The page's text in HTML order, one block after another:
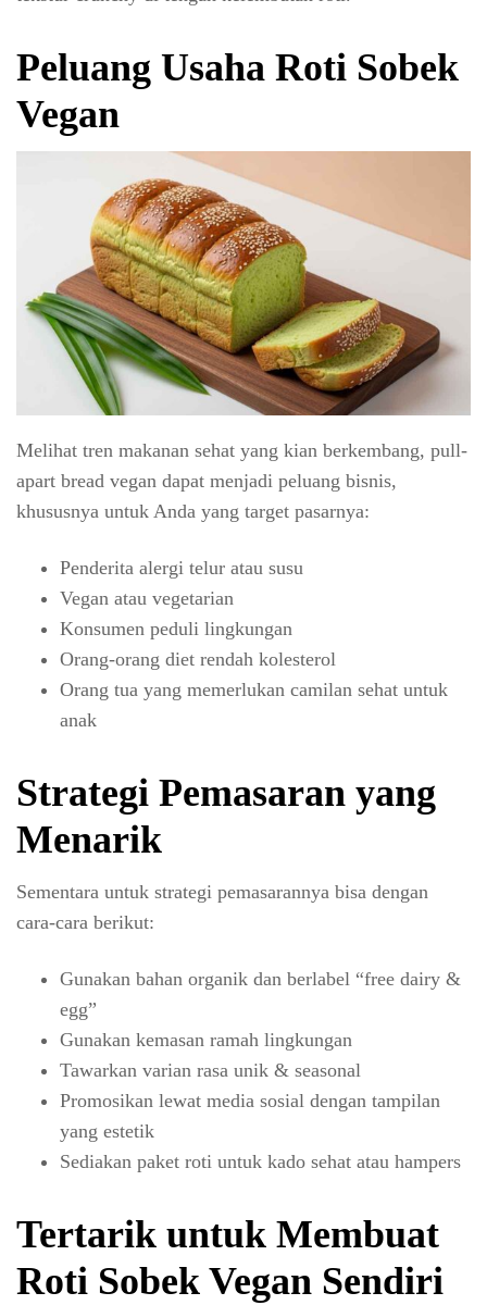
Peluang Usaha Roti Sobek
Vegan
Melihat tren makanan sehat yang kian berkembang, pull-
apart bread vegan dapat menjadi peluang bisnis,
khususnya untuk Anda yang target pasarnya:
Penderita alergi telur atau susu
Vegan atau vegetarian
Konsumen peduli lingkungan
Orang-orang diet rendah kolesterol
Orang tua yang memerlukan camilan sehat untuk
anak
Strategi Pemasaran yang
Menarik
Sementara untuk strategi pemasarannya bisa dengan
cara-cara berikut:
Gunakan bahan organik dan berlabel “free dairy &
egg”
Gunakan kemasan ramah lingkungan
Tawarkan varian rasa unik & seasonal
Promosikan lewat media sosial dengan tampilan
yang estetik
Sediakan paket roti untuk kado sehat atau hampers
Tertarik untuk Membuat
Roti Sobek Vegan Sendiri